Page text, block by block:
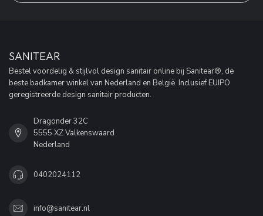
SANITEAR
Bestel voordelig & stijlvol design sanitair online bij Sanitear®, de
beste badkamer winkel van Nederland en België. Inclusief EUIPO
geregistreerde design sanitair producten.
Dragonder 32C
5555 XZ Valkenswaard
Nederland
0402024112
info@sanitear.nl